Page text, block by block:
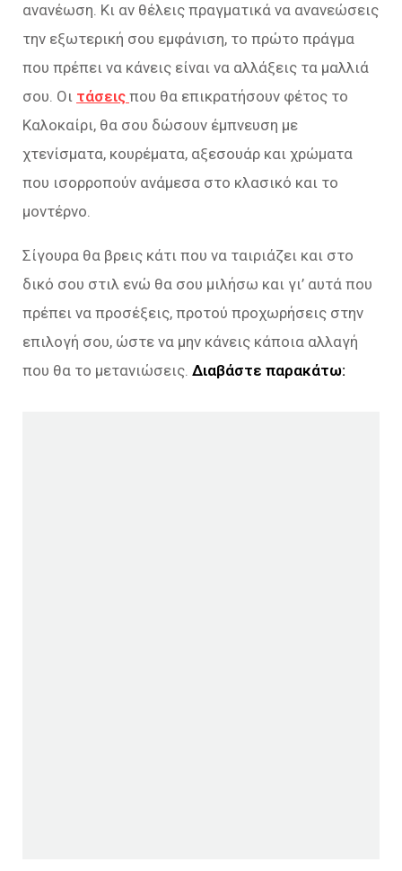
ανανέωση. Κι αν θέλεις πραγματικά να ανανεώσεις
την εξωτερική σου εμφάνιση, το πρώτο πράγμα
που πρέπει να κάνεις είναι να αλλάξεις τα μαλλιά
σου. Οι τάσεις που θα επικρατήσουν φέτος το
Καλοκαίρι, θα σου δώσουν έμπνευση με
χτενίσματα, κουρέματα, αξεσουάρ και χρώματα
που ισορροπούν ανάμεσα στο κλασικό και το
μοντέρνο.
Σίγουρα θα βρεις κάτι που να ταιριάζει και στο
δικό σου στιλ ενώ θα σου μιλήσω και γι’ αυτά που
πρέπει να προσέξεις, προτού προχωρήσεις στην
επιλογή σου, ώστε να μην κάνεις κάποια αλλαγή
που θα το μετανιώσεις. Διαβάστε παρακάτω: